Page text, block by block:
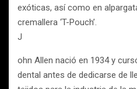
exóticas, así como en
cremallera ‘T-Pouch’.
J
ohn Allen nació en 1934 y
dental antes de dedicarse de